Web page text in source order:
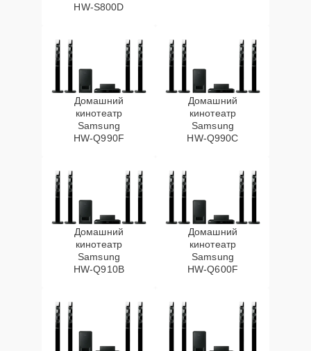
HW‑S800D
Домашний
кинотеатр
Samsung
HW‑Q990F
Домашний
кинотеатр
Samsung
HW‑Q990C
Домашний
кинотеатр
Samsung
HW‑Q910B
Домашний
кинотеатр
Samsung
HW‑Q600F